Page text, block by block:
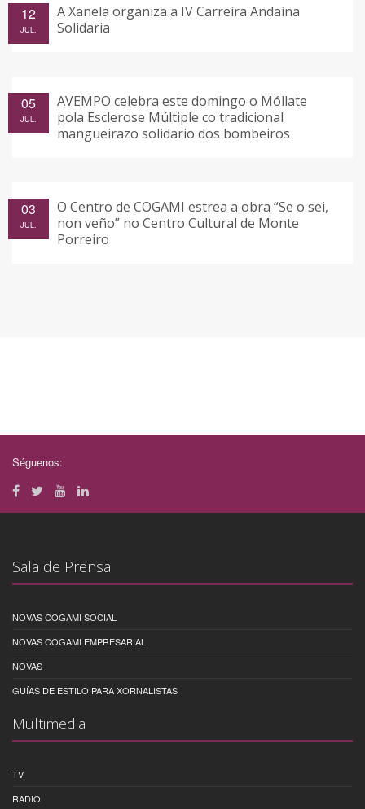
A Xanela organiza a IV Carreira Andaina
Solidaria
12
JUL.
AVEMPO celebra este domingo o Móllate
pola Esclerose Múltiple co tradicional
mangueirazo solidario dos bombeiros
05
JUL.
O Centro de COGAMI estrea a obra “Se o sei,
non veño” no Centro Cultural de Monte
Porreiro
03
JUL.
Séguenos:
Sala de Prensa
NOVAS COGAMI SOCIAL
NOVAS COGAMI EMPRESARIAL
NOVAS
GUÍAS DE ESTILO PARA XORNALISTAS
Multimedia
TV
RADIO